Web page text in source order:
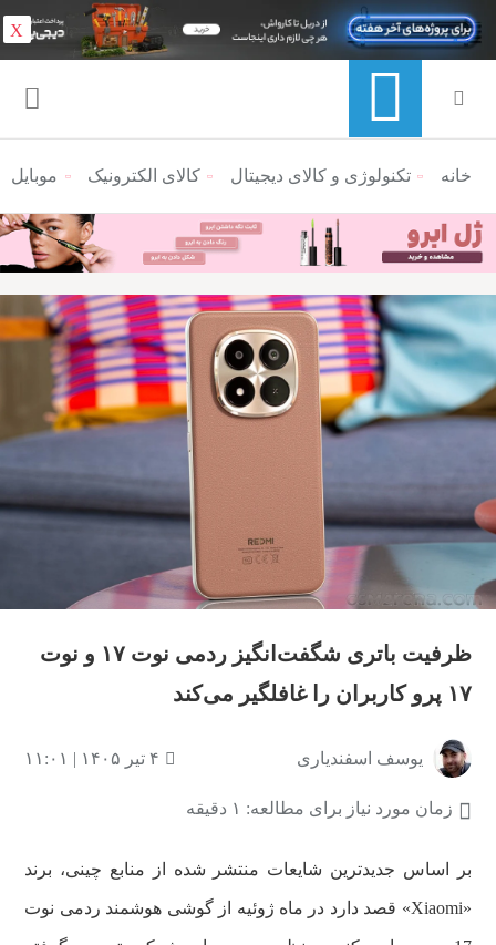
منوی ناوبری خرده نان
خانه تکنولوژی و کالای دیجیتال کالای الکترونیک موبایل
ظرفیت باتری شگفت‌انگیز ردمی نوت ۱۷ و نوت
۱۷ پرو کاربران را غافلگیر می‌کند
یوسف اسفندیاری ۴ تیر ۱۴۰۵ | ۱۱:۰۱
زمان مورد نیاز برای مطالعه: ۱ دقیقه
بر اساس جدیدترین شایعات منتشر شده از منابع چینی، برند
«Xiaomi» قصد دارد در ماه ژوئیه از گوشی هوشمند ردمی نوت
X